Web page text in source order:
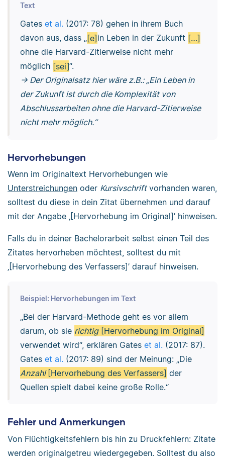
Text
Gates et al. (2017: 78) gehen in ihrem Buch
davon aus, dass „[e]in Leben in der Zukunft […]
ohne die Harvard-Zitierweise nicht mehr
möglich [sei]“.
→ Der Originalsatz hier wäre z.B.: „Ein Leben in
der Zukunft ist durch die Komplexität von
Abschlussarbeiten ohne die Harvard-Zitierweise
nicht mehr möglich.“
Hervorhebungen
Wenn im Originaltext Hervorhebungen wie
Unterstreichungen oder Kursivschriftvorhanden waren,
solltest du diese in dein Zitat übernehmen und darauf
mit der Angabe ‚[Hervorhebung im Original]’ hinweisen.
Falls du in deiner Bachelorarbeit selbst einen Teil des
Zitates hervorheben möchtest, solltest du mit
‚[Hervorhebung des Verfassers]’ darauf hinweisen.
Beispiel: Hervorhebungen im Text
„Bei der Harvard-Methode geht es vor allem
darum, ob sie richtig[Hervorhebung im Original]
verwendet wird“, erklären Gates et al. (2017: 87).
Gates et al. (2017: 89) sind der Meinung: „Die
Anzahl [Hervorhebung des Verfassers] der
Quellen spielt dabei keine große Rolle.“
Fehler und Anmerkungen
Von Flüchtigkeitsfehlern bis hin zu Druckfehlern: Zitate
werden originalgetreu wiedergegeben. Solltest du also